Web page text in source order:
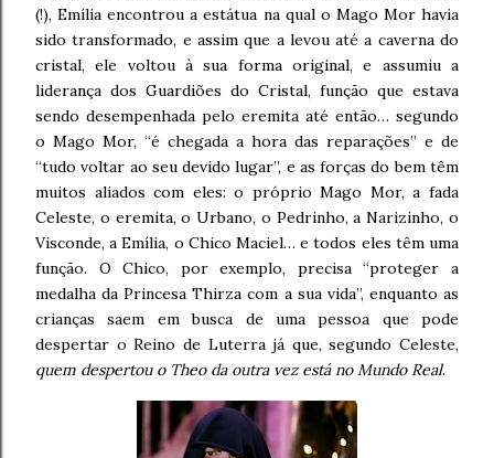
(!), Emília encontrou a estátua na qual o Mago Mor havia
sido transformado, e assim que a levou até a caverna do
cristal, ele voltou à sua forma original, e assumiu a
liderança dos Guardiões do Cristal, função que estava
sendo desempenhada pelo eremita até então… segundo
o Mago Mor, “é chegada a hora das reparações” e de
“tudo voltar ao seu devido lugar”, e as forças do bem têm
muitos aliados com eles: o próprio Mago Mor, a fada
Celeste, o eremita, o Urbano, o Pedrinho, a Narizinho, o
Visconde, a Emília, o Chico Maciel… e todos eles têm uma
função. O Chico, por exemplo, precisa “proteger a
medalha da Princesa Thirza com a sua vida”, enquanto as
crianças saem em busca de uma pessoa que pode
despertar o Reino de Luterra já que, segundo Celeste,
quem despertou o Theo da outra vez está no Mundo Real.